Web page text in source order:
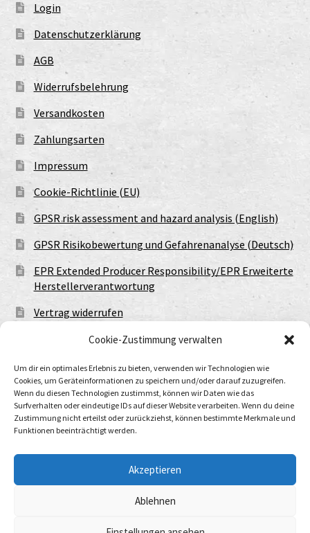
Cookie-Zustimmung verwalten
Um dir ein optimales Erlebnis zu bieten, verwenden wir Technologien wie
Cookies, um Geräteinformationen zu speichern und/oder darauf zuzugreifen.
Wenn du diesen Technologien zustimmst, können wir Daten wie das
Surfverhalten oder eindeutige IDs auf dieser Website verarbeiten. Wenn du deine
Zustimmung nicht erteilst oder zurückziehst, können bestimmte Merkmale und
Funktionen beeinträchtigt werden.
Akzeptieren
Ablehnen
Login
Datenschutzerklärung
AGB
Widerrufsbelehrung
Versandkosten
Zahlungsarten
Impressum
Cookie-Richtlinie (EU)
GPSR risk assessment and hazard analysis (English)
GPSR Risikobewertung und Gefahrenanalyse (Deutsch)
EPR Extended Producer Responsibility/EPR Erweiterte
Herstellerverantwortung
Vertrag widerrufen
Datenschutzerklärung
Built with WooCommerce.